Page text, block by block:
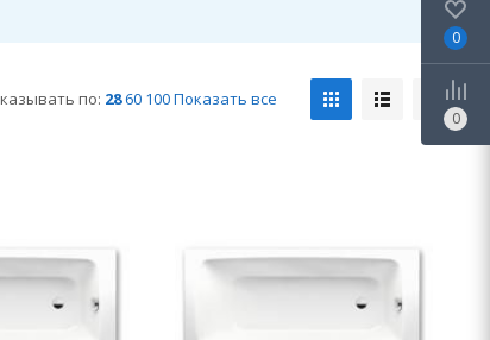
по: 28 60 100Показать все
0
0